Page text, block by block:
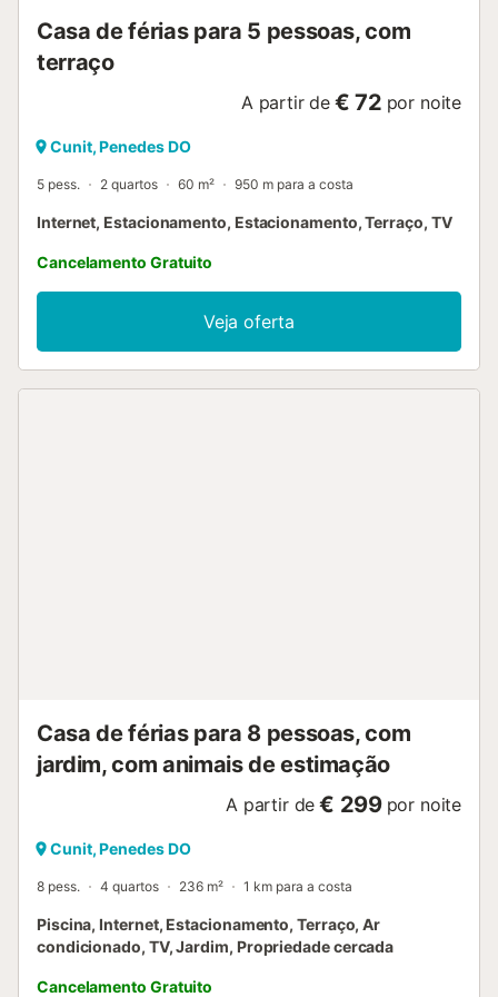
Casa de férias para 5 pessoas, com
terraço
A partir de € 72 por noite
Cunit, Penedes DO
5 pess. 2 quartos 60 m² 950 m para a costa
Internet, Estacionamento, Estacionamento, Terraço, TV
Cancelamento Gratuito
Veja oferta
Casa de férias para 8 pessoas, com
jardim, com animais de estimação
A partir de € 299 por noite
Cunit, Penedes DO
8 pess. 4 quartos 236 m² 1 km para a costa
Piscina, Internet, Estacionamento, Terraço, Ar
condicionado, TV, Jardim, Propriedade cercada
Cancelamento Gratuito